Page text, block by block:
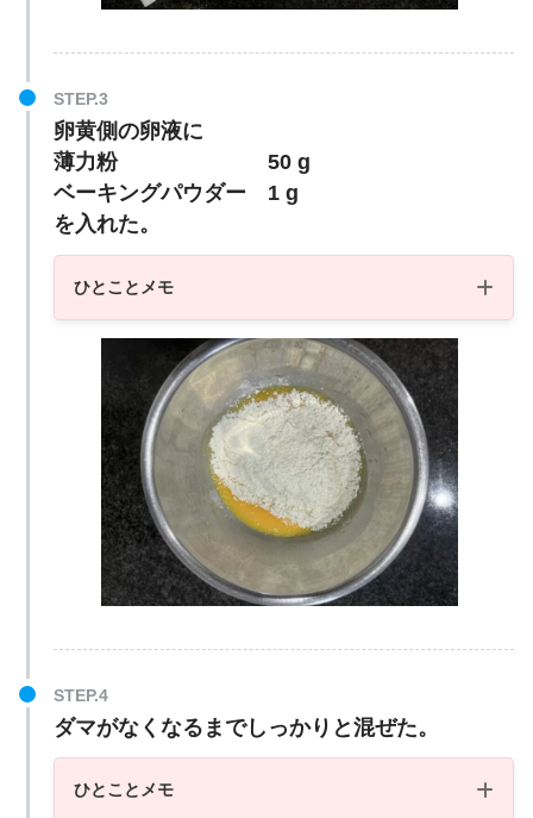
卵黄側の卵液に
薄力粉 50 g
ベーキングパウダー 1 g
を入れた。
ひとことメモ
ダマがなくなるまでしっかりと混ぜた。
ひとことメモ